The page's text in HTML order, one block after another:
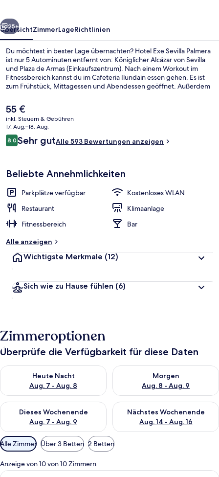
Weiter
25+
ÜbersichtZimmerLageRichtlinien
Du möchtest in bester Lage übernachten? Hotel Exe Sevilla Palmera
ist nur 5 Autominuten entfernt von: Königlicher Alcázar von Sevilla
und Plaza de Armas (Einkaufszentrum). Nach einem Workout im
Fitnessbereich kannst du im Cafeteria Ilundain essen gehen. Es ist
zum Frühstück, Mittagessen und Abendessen geöffnet. Außerdem
Kathedrale von Sevilla und Plaza de España.
Der
aktuelle
Preis
beträgt
55 €.
55 €
inkl. Steuern & Gebühren
17. Aug.–18. Aug.
Bewertungen
8,08,0 von 10.
Sehr gutAlle 593 Bewertungen anzeigen
Beliebte Annehmlichkeiten
Parkplätze verfügbar
Kostenloses WLAN
Restaurant
Klimaanlage
Fitnessbereich
Bar
Alle anzeigen
Wichtigste Merkmale (12)
Sich wie zu Hause fühlen (6)
Zimmeroptionen
Überprüfe die Verfügbarkeit für diese Daten
Heute Nacht
Aug. 7 - Aug. 8
Überprüfe die Verfügbarkeit für heute Nacht, Aug. 7 - Aug. 8.
Morgen
Aug. 8 - Aug. 9
Überprüfe die Verfügbarkeit
Dieses Wochenende
Aug. 7 - Aug. 9
Überprüfe die Verfügbarkeit für dieses Wochenende, Aug. 7
Nächstes Wochenende
Aug. 14 - Aug. 16
Überprüfe die Verfügbarkeit
Verfügbare
Filter
für
Zimmer
Alle Zimmer Über 3 Betten 2 Betten
Anzeige von 10 von 10 Zimmern